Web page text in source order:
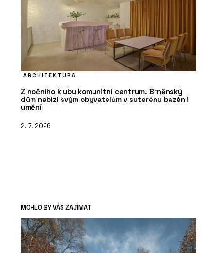
ARCHITEKTURA
Z nočního klubu komunitní centrum. Brněnský
dům nabízí svým obyvatelům v suterénu bazén i
umění
2. 7. 2026
MOHLO BY VÁS ZAJÍMAT